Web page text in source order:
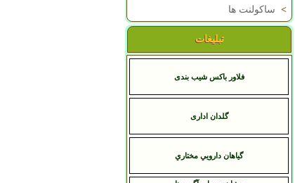
> ساکولنت ها
تبلیغات
فلاور باکس شیب بندی
گلدان اداری
گياهان دارويي مختاري